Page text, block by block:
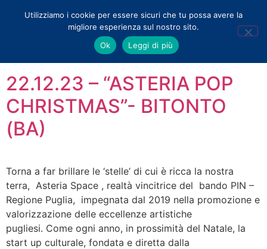
david cesaria
22.12.23 – “ASTERIA POP
CHRISTMAS”- BITONTO
(BA)
Torna a far brillare le ‘stelle’ di cui è ricca la nostra
terra, Asteria Space , realtà vincitrice del bando PIN –
Regione Puglia, impegnata dal 2019 nella promozione e
valorizzazione delle eccellenze artistiche
pugliesi. Come ogni anno, in prossimità del Natale, la
start up culturale, fondata e diretta dalla
Utilizziamo i cookie per essere sicuri che tu possa avere la
migliore esperienza sul nostro sito.
Ok
Leggi di più